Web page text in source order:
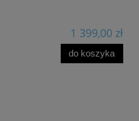
1 399,00 zł
do koszyka